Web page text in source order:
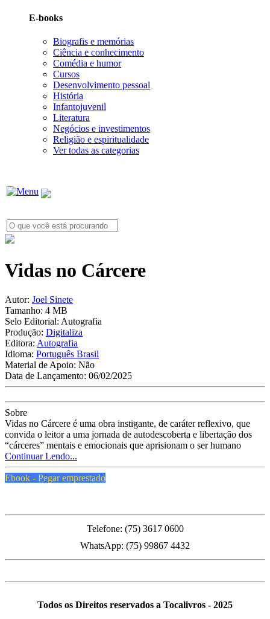
E-books
Biografis e memórias
Ciência e conhecimento
Comédia e humor
Cursos
Desenvolvimento pessoal
História
Infantojuvenil
Literatura
Negócios e investimentos
Religião e espiritualidade
Ver todas as categorias
Vidas no Cárcere
Autor: Joel Sinete
Tamanho: 4 MB
Selo Editorial: Autografia
Produção: Digitaliza
Editora: Autografia
Idioma: Português Brasil
Material de Apoio: Não
Data de Lançamento: 06/02/2025
Sobre
Vidas no Cárcere é uma obra instigante, de caráter reflexivo, que
convida o leitor a uma jornada de autodescoberta e libertação dos
“cárceres” mentais e emocionais que aprisionam o ser humano
Continuar Lendo...
Ebook - Pegar emprestado
Telefone: (75) 3617 0600
WhatsApp: (75) 99867 4432
Todos os Direitos reservados a Tocalivros - 2025